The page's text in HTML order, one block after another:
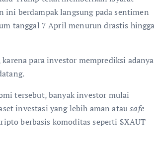
ini berdampak langsung pada sentimen
tanggal 7 April menurun drastis hingga
para investor memprediksi adanya
tersebut, banyak investor mulai
investasi yang lebih aman atausafe
berbasis komoditas seperti $XAUT